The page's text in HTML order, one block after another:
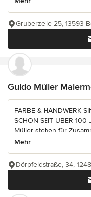
Gruberzeile 25, 13593
Guido Müller
FARBE & HANDWERK
SCHON SEIT ÜBER
Müller stehen für
Mehr
Dörpfeldstraße, 34,